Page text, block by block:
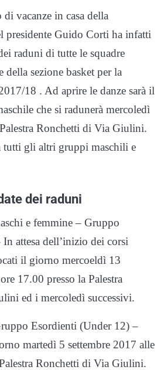
vacanze in casa della
presidente Guido Corti ha infatti
raduni di tutte le squadre
sezione basket per la
18 . Ad aprire le danze sarà il
che si radunerà mercoledì
Ronchetti di Via Giulini.
tutti gli altri gruppi maschili e
dei raduni
e femmine – Gruppo
attesa dell’inizio dei corsi
il giorno mercoeldì 13
17.00 presso la Palestra
ed i mercoledì successivi.
Esordienti (Under 12) –
martedì 5 settembre 2017 alle
Ronchetti di Via Giulini.